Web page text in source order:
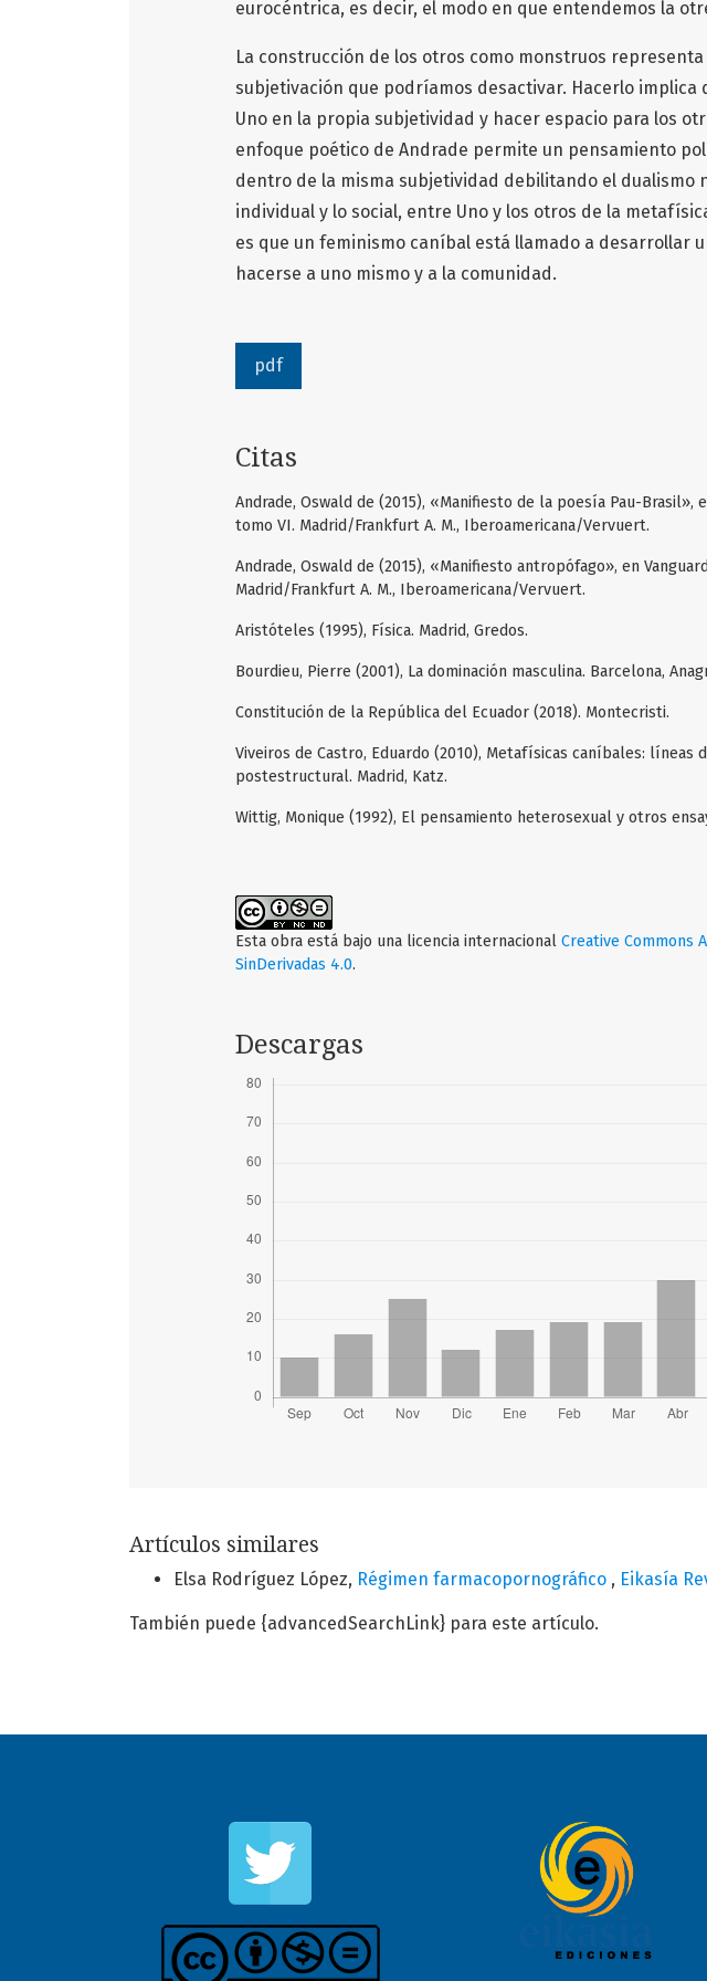
eurocéntrica, es decir, el modo en que entendemos la
La construcción de los otros como monstruos
subjetivación que podríamos desactivar. Hacerlo
Uno en la propia subjetividad y hacer espacio para los
enfoque poético de Andrade permite un pensamiento
dentro de la misma subjetividad debilitando el dualismo
individual y lo social, entre Uno y los otros de la
es que un feminismo caníbal está llamado a desarrollar
hacerse a uno mismo y a la comunidad.
pdf
Citas
Andrade, Oswald de (2015), «Manifiesto de la poesía Pau-Brasil»,
tomo VI. Madrid/Frankfurt A. M., Iberoamericana/Vervuert.
Andrade, Oswald de (2015), «Manifiesto antropófago», en
Madrid/Frankfurt A. M., Iberoamericana/Vervuert.
Aristóteles (1995), Física. Madrid, Gredos.
Bourdieu, Pierre (2001), La dominación masculina. Barcelona,
Constitución de la República del Ecuador (2018). Montecristi.
Viveiros de Castro, Eduardo (2010), Metafísicas caníbales: líneas
postestructural. Madrid, Katz.
Wittig, Monique (1992), El pensamiento heterosexual y otros
Esta obra está bajo una licencia internacional Creative Commons
SinDerivadas 4.0.
Descargas
Artículos similares
Elsa Rodríguez López, Régimen farmacopornográfico , Eikasía
También puede {advancedSearchLink} para este artículo.